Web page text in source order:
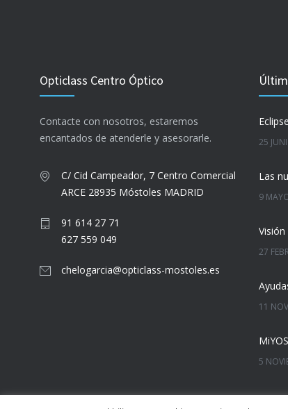
Opticlass Centro Óptico
Contacte con nosotros, estaremos
encantados de atenderle y asesorarle.
C/ Cid Campeador, 7 Centro Comercial
ARCE 28935 Móstoles MADRID
91 614 27 71
627 559 049
chelogarcia@opticlass-mostoles.es
25
9
Visión
27
11
5